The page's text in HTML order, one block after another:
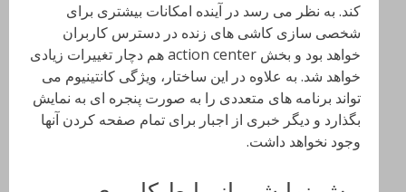
کند. به نظر می رسد در آینده امکانات بیشتری برای
شخصی سازی کاشی های زنده در دسترس کاربران
خواهد بود و بخش action center هم دچار تغییرات زیادی
خواهد شد. به علاوه در این ساختار، ویژگی کانتینیوم می
تواند برنامه های متعددی را به صورت پنجره ای به نمایش
بگذارد و دیگر خبری از اجبار برای تمام صفحه کردن آنها
وجود نخواهد داشت.